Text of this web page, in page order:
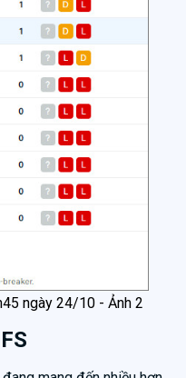
ngày 24/10 - Ảnh 2